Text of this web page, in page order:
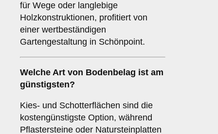
für Wege oder langlebige
Holzkonstruktionen, profitiert von
einer wertbeständigen
Gartengestaltung in Schönpoint.
Welche Art von Bodenbelag ist am
günstigsten?
Kies- und Schotterflächen sind die
kostengünstigste Option, während
Pflastersteine oder Natursteinplatten